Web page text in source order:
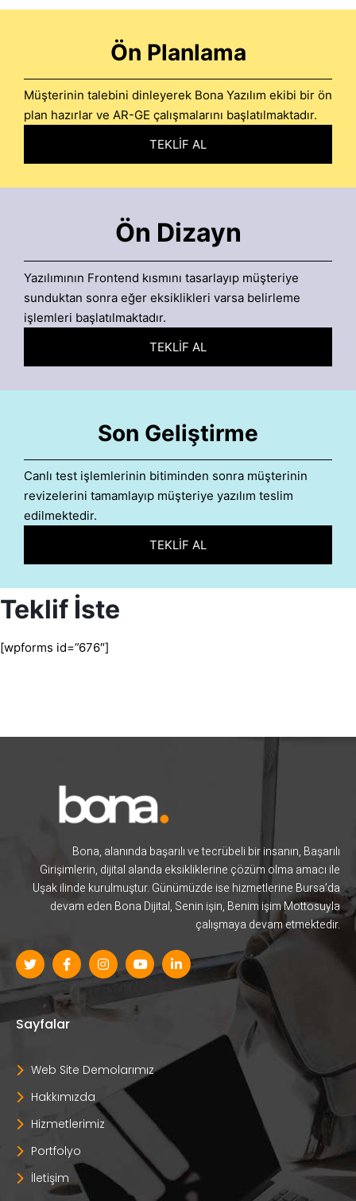
Ön Planlama
Müşterinin talebini dinleyerek Bona Yazılım ekibi bir ön
plan hazırlar ve AR-GE çalışmalarını başlatılmaktadır.
TEKLİF AL
Ön Dizayn
Yazılımının Frontend kısmını tasarlayıp müşteriye
sunduktan sonra eğer eksiklikleri varsa belirleme
işlemleri başlatılmaktadır.
TEKLİF AL
Son Geliştirme
Canlı test işlemlerinin bitiminden sonra müşterinin
revizelerini tamamlayıp müşteriye yazılım teslim
edilmektedir.
TEKLİF AL
Teklif İste
[wpforms id=”676″]
Bona, alanında başarılı ve tecrübeli bir insanın, Başarılı
Girişimlerin, dijital alanda eksikliklerine çözüm olma amacı ile
Uşak ilinde kurulmuştur. Günümüzde ise hizmetlerine Bursa’da
devam eden Bona Dijital, Senin işin, Benim işim Mottosuyla
çalışmaya devam etmektedir.
Sayfalar
Web Site Demolarımız
Hakkımızda
Hizmetlerimiz
Portfolyo
İletişim